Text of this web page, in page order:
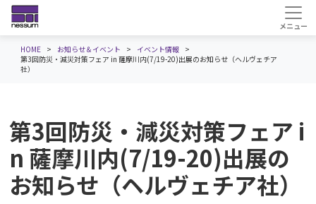
HOME お知らせ＆イベント
イベント情報
第3回防災・減災対策フェア in 薩摩川内(7/19-20)出展のお知らせ（ヘルヴェチア
社）
第3回防災・減災対策フェア i
n 薩摩川内(7/19-20)出展の
お知らせ（ヘルヴェチア社）